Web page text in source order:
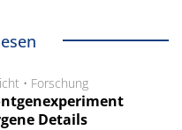
• Forschung
Details